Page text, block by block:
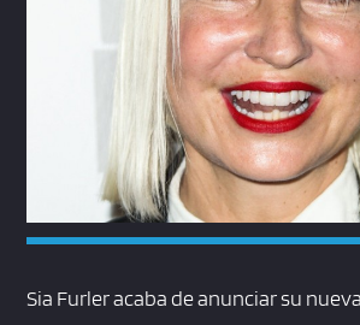
Facebook
Whatsapp
Sia Furler acaba de anunciar su